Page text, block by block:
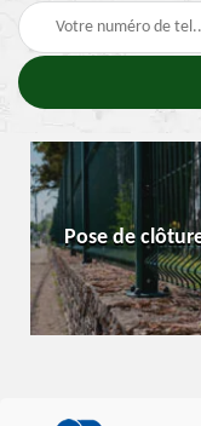
Pose de clôture 71